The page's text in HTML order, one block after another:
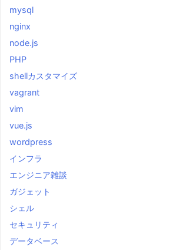
mysql
nginx
node.js
PHP
shellカスタマイズ
vagrant
vim
vue.js
wordpress
インフラ
エンジニア雑談
ガジェット
シェル
セキュリティ
データベース